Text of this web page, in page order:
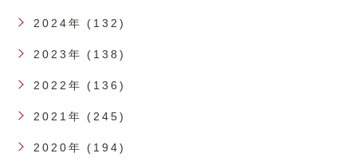
2024年 (132)
2023年 (138)
2022年 (136)
2021年 (245)
2020年 (194)